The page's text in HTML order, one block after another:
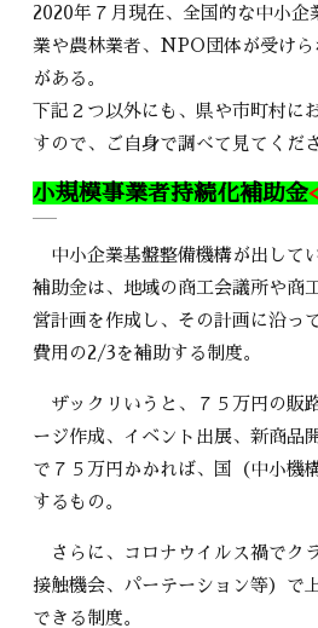
2020年７月現在、全国的な中小企
業や農林業者、NPO団体が受けら
がある。
下記２つ以外にも、県や市町村に
すので、ご自身で調べて見てくだ
小規模事業者持続化補助金
中小企業基盤整備機構が出して
補助金は、地域の商工会議所や商
営計画を作成し、その計画に沿っ
費用の2/3を補助する制度。
ザックリいうと、７５万円の販
ージ作成、イベント出展、新商品
で７５万円かかれば、国（中小機
するもの。
さらに、コロナウイルス禍でク
接触機会、パーテーション等）で
できる制度。